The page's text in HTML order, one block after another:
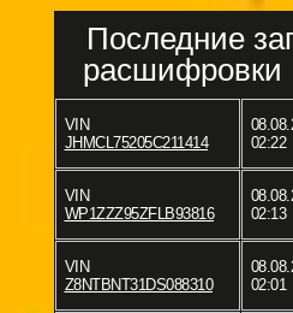
Последние
расшифровки
VIN
JHMCL75205C211414
02:22
VIN
WP1ZZZ95ZFLB93816
02:13
VIN
Z8NTBNT31DS088310
02:01